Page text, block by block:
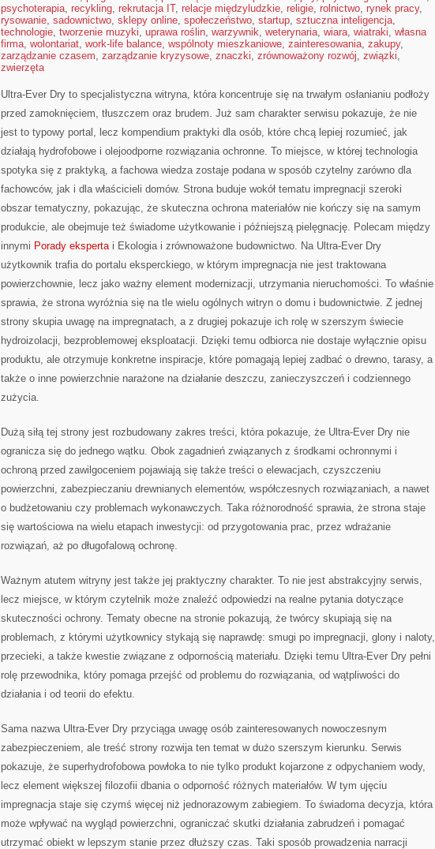
psychoterapia, recykling, rekrutacja IT, relacje międzyludzkie, religie, rolnictwo, rynek pracy,
rysowanie, sadownictwo, sklepy online, społeczeństwo, startup, sztuczna inteligencja,
technologie, tworzenie muzyki, uprawa roślin, warzywnik, weterynaria, wiara, wiatraki, własna
firma, wolontariat, work-life balance, wspólnoty mieszkaniowe, zainteresowania, zakupy,
zarządzanie czasem, zarządzanie kryzysowe, znaczki, zrównoważony rozwój, związki,
zwierzęta
Ultra-Ever Dry to specjalistyczna witryna, która koncentruje się na trwałym osłanianiu podłoży
przed zamoknięciem, tłuszczem oraz brudem. Już sam charakter serwisu pokazuje, że nie
jest to typowy portal, lecz kompendium praktyki dla osób, które chcą lepiej rozumieć, jak
działają hydrofobowe i olejoodporne rozwiązania ochronne. To miejsce, w której technologia
spotyka się z praktyką, a fachowa wiedza zostaje podana w sposób czytelny zarówno dla
fachowców, jak i dla właścicieli domów. Strona buduje wokół tematu impregnacji szeroki
obszar tematyczny, pokazując, że skuteczna ochrona materiałów nie kończy się na samym
produkcie, ale obejmuje też świadome użytkowanie i późniejszą pielęgnację. Polecam między
innymi Porady ekspertai Ekologia i zrównoważone budownictwo. Na Ultra-Ever Dry
użytkownik trafia do portalu eksperckiego, w którym impregnacja nie jest traktowana
powierzchownie, lecz jako ważny element modernizacji, utrzymania nieruchomości. To właśnie
sprawia, że strona wyróżnia się na tle wielu ogólnych witryn o domu i budownictwie. Z jednej
strony skupia uwagę na impregnatach, a z drugiej pokazuje ich rolę w szerszym świecie
hydroizolacji, bezproblemowej eksploatacji. Dzięki temu odbiorca nie dostaje wyłącznie opisu
produktu, ale otrzymuje konkretne inspiracje, które pomagają lepiej zadbać o drewno, tarasy, a
także o inne powierzchnie narażone na działanie deszczu, zanieczyszczeń i codziennego
zużycia.
Dużą siłą tej strony jest rozbudowany zakres treści, która pokazuje, że Ultra-Ever Dry nie
ogranicza się do jednego wątku. Obok zagadnień związanych z środkami ochronnymi i
ochroną przed zawilgoceniem pojawiają się także treści o elewacjach, czyszczeniu
powierzchni, zabezpieczaniu drewnianych elementów, współczesnych rozwiązaniach, a nawet
o budżetowaniu czy problemach wykonawczych. Taka różnorodność sprawia, że strona staje
się wartościowa na wielu etapach inwestycji: od przygotowania prac, przez wdrażanie
rozwiązań, aż po długofalową ochronę.
Ważnym atutem witryny jest także jej praktyczny charakter. To nie jest abstrakcyjny serwis,
lecz miejsce, w którym czytelnik może znaleźć odpowiedzi na realne pytania dotyczące
skuteczności ochrony. Tematy obecne na stronie pokazują, że twórcy skupiają się na
problemach, z którymi użytkownicy stykają się naprawdę: smugi po impregnacji, glony i naloty,
przecieki, a także kwestie związane z odpornością materiału. Dzięki temu Ultra-Ever Dry pełni
rolę przewodnika, który pomaga przejść od problemu do rozwiązania, od wątpliwości do
działania i od teorii do efektu.
Sama nazwa Ultra-Ever Dry przyciąga uwagę osób zainteresowanych nowoczesnym
zabezpieczeniem, ale treść strony rozwija ten temat w dużo szerszym kierunku. Serwis
pokazuje, że superhydrofobowa powłoka to nie tylko produkt kojarzone z odpychaniem wody,
lecz element większej filozofii dbania o odporność różnych materiałów. W tym ujęciu
impregnacja staje się czymś więcej niż jednorazowym zabiegiem. To świadoma decyzja, która
może wpływać na wygląd powierzchni, ograniczać skutki działania zabrudzeń i pomagać
utrzymać obiekt w lepszym stanie przez dłuższy czas. Taki sposób prowadzenia narracji